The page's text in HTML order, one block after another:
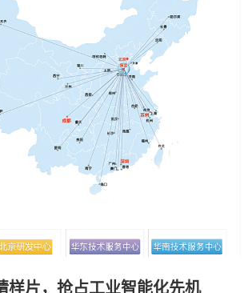
样片，抢占工业智能化先机